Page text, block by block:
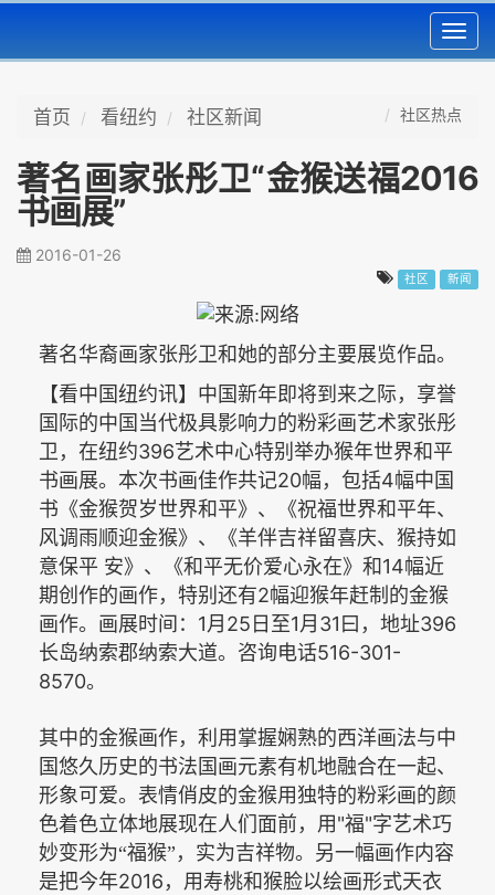
首页 看纽约 社区新闻 社区热点
著名画家张彤卫“金猴送福2016
书画展”
2016-01-26
社区 新闻
著名华裔画家张彤卫和她的部分主要展览作品。
【看中国纽约讯】中国新年即将到来之际，享誉
国际的中国当代极具影响力的粉彩画艺术家张彤
卫，在纽约396艺术中心特别举办猴年世界和平
书画展。本次书画佳作共记20幅，包括4幅中国
书《金猴贺岁世界和平》、《祝福世界和平年、
风调雨顺迎金猴》、《羊伴吉祥留喜庆、猴持如
意保平 安》、《和平无价爱心永在》和 14幅近
期创作的画作，特别还有2幅迎猴年赶制的金猴
画作。画展时间： 1月 25 日至1月 31 曰，地址396
长岛纳索郡纳索大道。咨询电话516-301-
8570。
其中的金猴画作，利用掌握娴熟的西洋画法与中
国悠久历史的书法国画元素有机地融合在一起、
形象可爱。表情俏皮的金猴用独特的粉彩画的颜
色着色立体地展现在人们面前，用 "福"字艺术巧
妙变形为“福猴”，实为吉祥物。另一幅画作内容
是把今年2016 ，用寿桃和猴脸以绘画形式天衣